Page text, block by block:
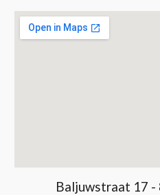
Baljuwstraat 17 -